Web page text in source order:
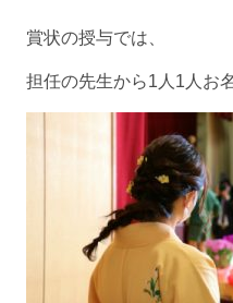
賞状の授与では、
担任の先生から1人1人お